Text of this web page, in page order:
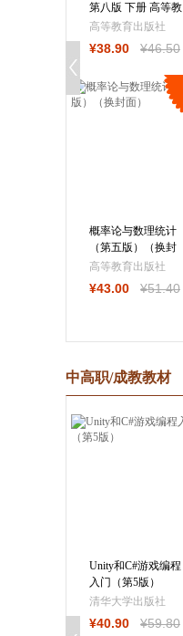
第八版 下册 高等教
育出版社 第8版
高等教育出版社
¥38.90 ¥46.50
概率论与数理统计
（第五版）（换封
面）
高等教育出版社
¥43.00 ¥51.40
中高职/成教教材
Unity和C#游戏编程
入门（第5版）
清华大学出版社
¥40.90 ¥59.80